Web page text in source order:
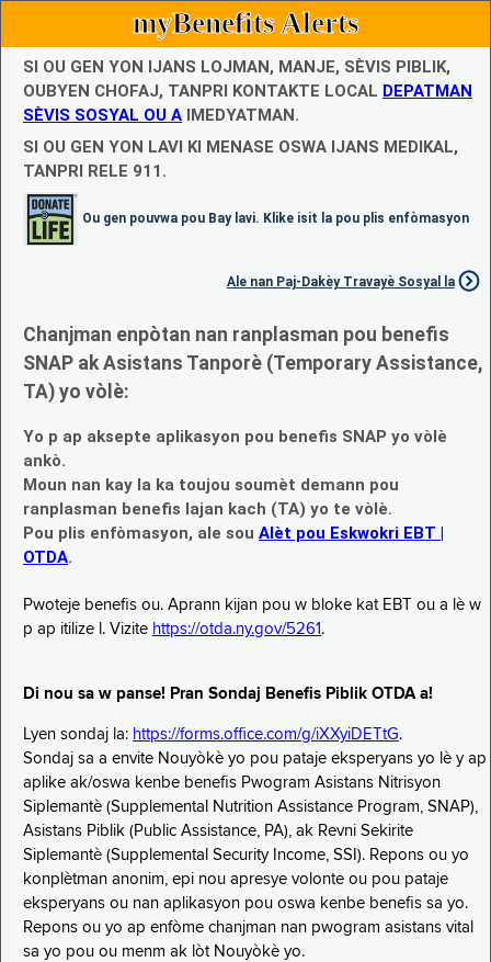
myBenefits Alerts
SI OU GEN YON IJANS LOJMAN, MANJE, SÈVIS PIBLIK,
OUBYEN CHOFAJ, TANPRI KONTAKTE LOCAL DEPATMAN
SÈVIS SOSYAL OU A IMEDYATMAN.
SI OU GEN YON LAVI KI MENASE OSWA IJANS MEDIKAL,
TANPRI RELE 911.
Ou gen pouvwa pou Bay lavi. Klike isit la pou plis enfòmasyon
Ale nan Paj-Dakèy Travayè Sosyal la
Chanjman enpòtan nan ranplasman pou benefis
SNAP ak Asistans Tanporè (Temporary Assistance,
TA) yo vòlè:
Yo p ap aksepte aplikasyon pou benefis SNAP yo vòlè
ankò.
Moun nan kay la ka toujou soumèt demann pou
ranplasman benefis lajan kach (TA) yo te vòlè.
Pou plis enfòmasyon, ale sou Alèt pou Eskwokri EBT |
OTDA.
Pwoteje benefis ou. Aprann kijan pou w bloke kat EBT ou a lè w
p ap itilize l. Vizite https://otda.ny.gov/5261 .
Di nou sa w panse! Pran Sondaj Benefis Piblik OTDA a!
Lyen sondaj la: https://forms.office.com/g/iXXyiDETtG.
Sondaj sa a envite Nouyòkè yo pou pataje eksperyans yo lè y ap
aplike ak/oswa kenbe benefis Pwogram Asistans Nitrisyon
Siplemantè (Supplemental Nutrition Assistance Program, SNAP),
Asistans Piblik (Public Assistance, PA), ak Revni Sekirite
Siplemantè (Supplemental Security Income, SSI). Repons ou yo
konplètman anonim, epi nou apresye volonte ou pou pataje
eksperyans ou nan aplikasyon pou oswa kenbe benefis sa yo.
Repons ou yo ap enfòme chanjman nan pwogram asistans vital
sa yo pou ou menm ak lòt Nouyòkè yo.